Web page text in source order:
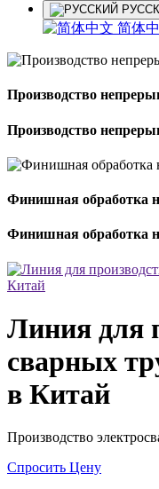
简体
Производство
Производство
Финишная обработка
Финишная обработка
Линия для
сварных
в Китай
Производство
Спросить Цену